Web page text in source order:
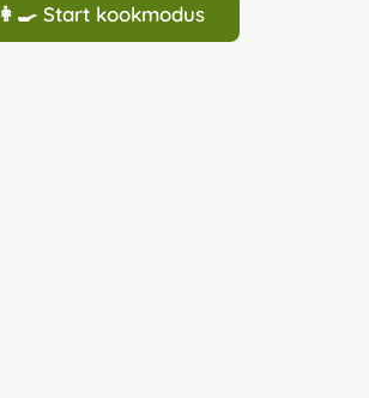
👩‍🍳 Start kookmodus